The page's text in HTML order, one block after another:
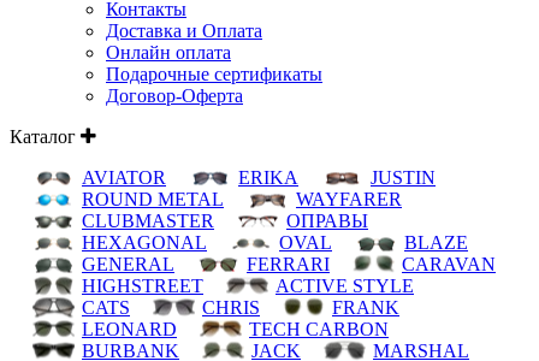
Контакты
Доставка и Оплата
Онлайн оплата
Подарочные сертификаты
Договор-Оферта
Каталог
AVIATOR
ERIKA
JUSTIN
ROUND METAL
WAYFARER
CLUBMASTER
ОПРАВЫ
HEXAGONAL
OVAL
BLAZE
GENERAL
FERRARI
CARAVAN
HIGHSTREET
ACTIVE STYLE
CATS
CHRIS
FRANK
LEONARD
TECH CARBON
BURBANK
JACK
MARSHAL